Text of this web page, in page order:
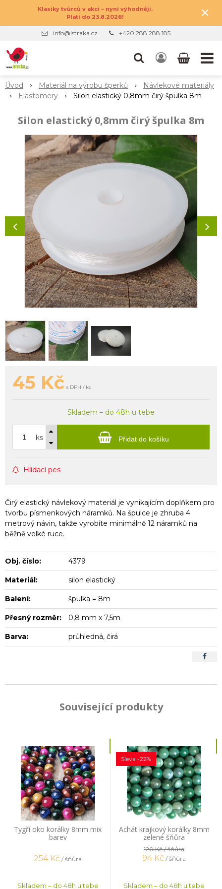
Klasiky tvůrců v akci – nyní výhodněji.
Platí do 23.8.2026!
×
info@istraka.cz +420 288 288 185
Úvod Materiál na výrobu šperků
Návlekové materiály
Elastomery
Silon elastický 0,8mm čirý špulka 8m
Silon elastický 0,8mm čirý špulka 8m
45 Kč s DPH / ks
Skladem – do 48h u tebe
ks Přidat do košíku
Hlídací pes
Čirý elastický návlekový materiál je vynikajícím doplňkem pro
tvorbu písmenkových náramků. Na špulce je zhruba 4
metrový návin, takže vyrobíte minimálně 12 náramků na
běžně velké ruce.
Obj. číslo: 4379
Materiál: silon elastický
Balení: špulka = 8m
Přesný rozměr: 0,8 mm x 7,5m
Barva: průhledná, čirá
Související produkty
Tygří oko korálky 8mm mix
barev
254 Kč / šňůra
Skladem – do 48h u tebe
Achát krajkový korálky 8mm
zelené šňůra
Sleva -22%
120 Kč/ šňůra
94 Kč / šňůra
Skladem – do 48h u tebe